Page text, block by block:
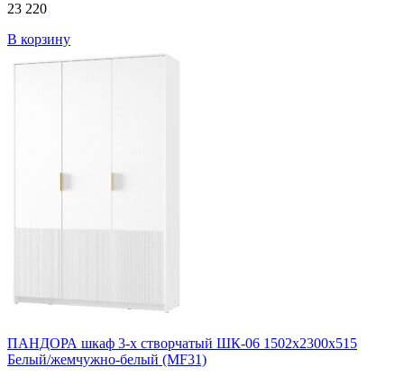
23 220
В корзину
ПАНДОРА шкаф 3-х створчатый ШК-06 1502х2300х515
Белый/жемчужно-белый (MF31)